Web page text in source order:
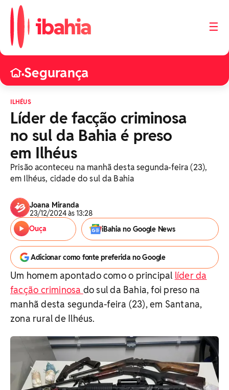
☰
•Segurança
ILHÉUS
Líder de facção criminosa
no sul da Bahia é preso
em Ilhéus
Prisão aconteceu na manhã desta segunda-feira (23),
em Ilhéus, cidade do sul da Bahia
Joana Miranda
23/12/2024 às 13:28
Ouça
iBahia no Google News
Adicionar como fonte preferida no Google
Um homem apontado como o principal líder da
facção criminosa do sul da Bahia, foi preso na
manhã desta segunda-feira (23), em Santana,
zona rural de Ilhéus.